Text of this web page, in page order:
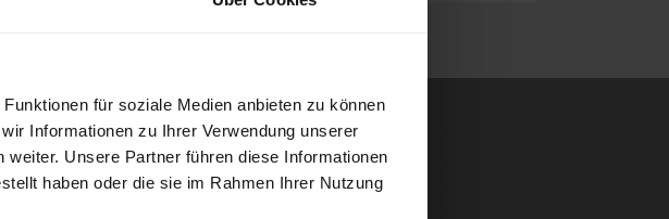
für soziale Medien anbieten zu können
Informationen zu Ihrer Verwendung unserer
Unsere Partner führen diese Informationen
haben oder die sie im Rahmen Ihrer Nutzung